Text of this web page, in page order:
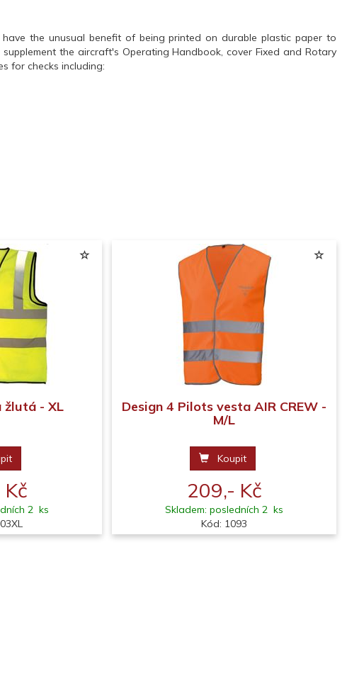
the unusual benefit of being printed on durable plastic paper to
the aircraft's Operating Handbook, cover Fixed and Rotary
for checks including:
žlutá - XL
2 ks
Design 4 Pilots vesta AIR CREW -
M/L
Koupit
209,- Kč
Skladem: posledních 2 ks
Kód: 1093